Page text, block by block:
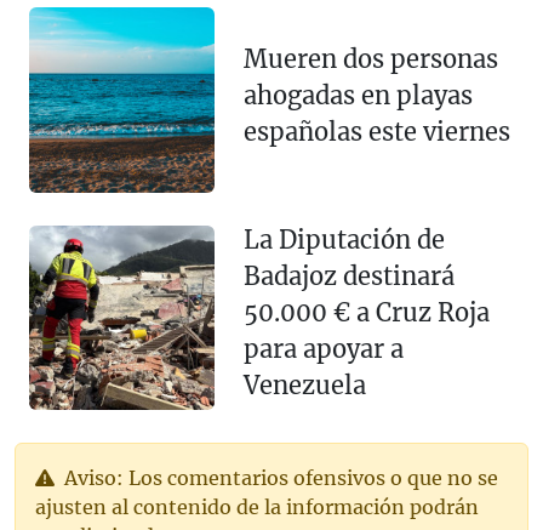
Mueren dos personas
ahogadas en playas
españolas este viernes
La Diputación de
Badajoz destinará
50.000 € a Cruz Roja
para apoyar a
Venezuela
Aviso: Los comentarios ofensivos o que no se
ajusten al contenido de la información podrán